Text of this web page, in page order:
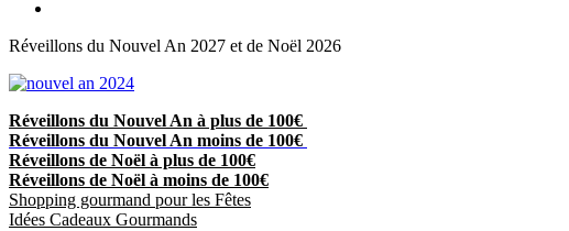
Réveillons du Nouvel An 2027 et de Noël 2026
Réveillons du Nouvel An à plus de 100€
Réveillons du Nouvel An moins de 100€
Réveillons de Noël à plus de 100€
Réveillons de Noël à moins de 100€
Shopping gourmand pour les Fêtes
Idées Cadeaux Gourmands